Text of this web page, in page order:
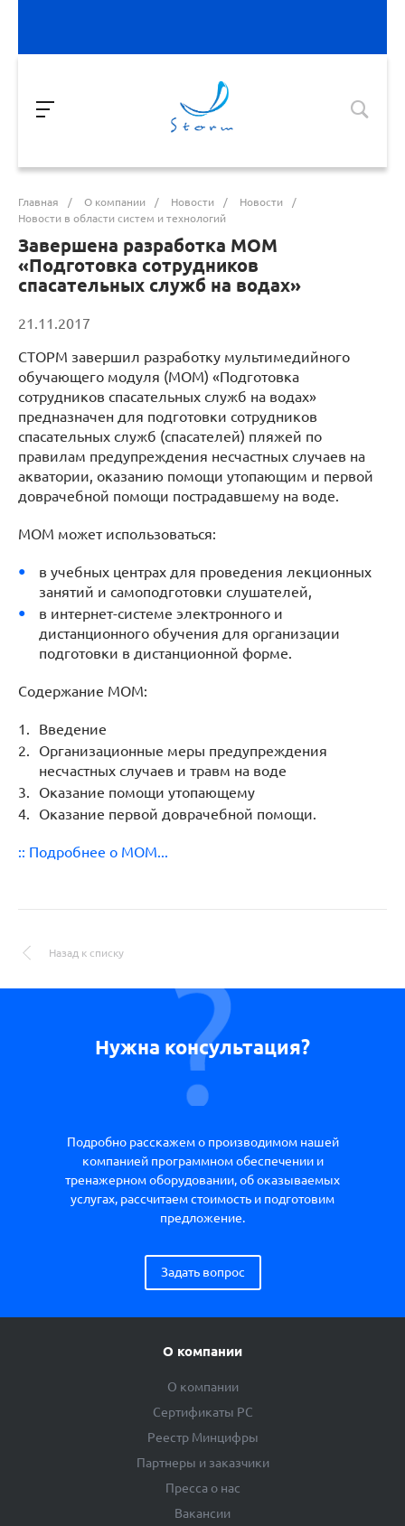
Главная / О компании / Новости / Новости
/
Новости в области систем и технологий
Завершена разработка МОМ
«Подготовка сотрудников
спасательных служб на водах»
21.11.2017
СТОРМ завершил разработку мультимедийного
обучающего модуля (МОМ) «Подготовка
сотрудников спасательных служб на водах»
предназначен для подготовки сотрудников
спасательных служб (спасателей) пляжей по
правилам предупреждения несчастных случаев на
акватории, оказанию помощи утопающим и первой
доврачебной помощи пострадавшему на воде.
МОМ может использоваться:
в учебных центрах для проведения лекционных
занятий и самоподготовки слушателей,
в интернет-системе электронного и
дистанционного обучения для организации
подготовки в дистанционной форме.
Содержание МОМ:
Введение
Организационные меры предупреждения
несчастных случаев и травм на воде
Оказание помощи утопающему
Оказание первой доврачебной помощи.
:: Подробнее о МОМ...
Назад к списку
Нужна консультация?
Подробно расскажем о производимом нашей
компанией программном обеспечении и
тренажерном оборудовании, об оказываемых
услугах, рассчитаем стоимость и подготовим
предложение.
Задать вопрос
О компании
О компании
Сертификаты РС
Реестр Минцифры
Партнеры и заказчики
Пресса о нас
Вакансии